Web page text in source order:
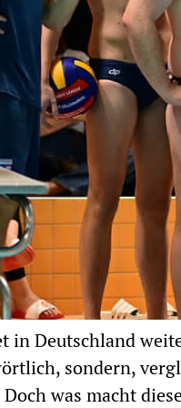
in Deutschland
sondern,
was macht